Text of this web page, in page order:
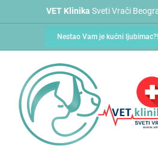
VET Klinika Sveti Vrači
Nestao Vam je kućni ljubimac?!